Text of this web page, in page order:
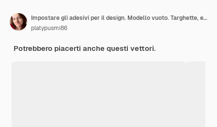
Impostare gli adesivi per il design. Modello vuoto. Targhette, etichette regalo. Etichetta rettangolare.
platypusmi86
Potrebbero piacerti anche questi vettori.